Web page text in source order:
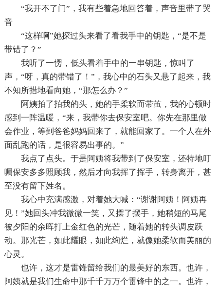
“我开不了门”，我有些着急地回答着，声音里带了哭
音
“这样啊”她探过头来看了看我手中的钥匙，“是不是
带错了？”
我听了一愣，低头看着手中的一串钥匙，惊叫了
声，“呀，真的带错了！”，我心中的石头又悬了起来，我
不知所措地看向她，“那怎么办？”
阿姨拍了拍我的头，她的手柔软而带茧，我的心顿时
感到一阵温暖，“来，我带你去保安室吧。你先在那里做
会作业，等到爸爸妈妈回来了，就能回家了。一个人在外
面乱跑的话，是很容易出事的。”
我点了点头。于是阿姨将我带到了保安室，还特地叮
嘱保安多多照顾我，然后才向我挥了挥手，转身离开，甚
至没有留下姓名。
我心中充满感激，对着她大喊：“谢谢阿姨！阿姨再
见！”她回头冲我微微一笑，又摆了摆手，她稍短的马尾
被夕阳的余晖打上金红色的光芒，随着她的转头调皮跃
动。那光芒，如此耀眼，如此绚烂，就像她柔软而美丽的
心灵。
也许，这才是雷锋留给我们的最美好的东西。也许，
阿姨就是我们生命中那千千万万个雷锋中的之一。也许，